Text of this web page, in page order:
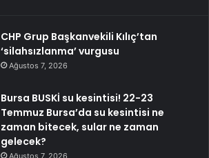
CHP Grup Başkanvekili Kılıç’tan
‘silahsızlanma’ vurgusu
Ağustos 7, 2026
Bursa BUSKİ su kesintisi! 22-23
Temmuz Bursa’da su kesintisi ne
zaman bitecek, sular ne zaman
gelecek?
Ağustos 7, 2026